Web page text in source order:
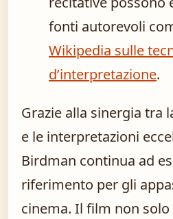
fonti autorevoli
Wikipedia sulle
d’interpretazione.
Grazie alla sinergia tra
e le interpretazioni
Birdman continua ad
riferimento per gli
cinema. Il film non